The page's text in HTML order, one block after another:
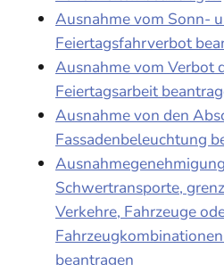
Ausnahme vom Sonn-
Feiertagsfahrverbot
Ausnahme vom Verbot
Feiertagsarbeit
Ausnahme von den
Fassadenbeleuchtung
Schwertransporte,
Verkehre, Fahrzeuge
beantragen